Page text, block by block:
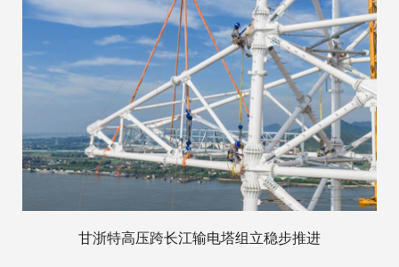
甘浙特高压跨长江输电塔组立稳步推进